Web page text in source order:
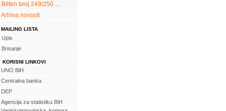
Bilten broj 249/250 ...
Arhiva novosti
MAILING LISTA
Upis
Brisanje
KORISNI LINKOVI
UNO BiH
Centralna banka
DEP
Agencija za statistiku BiH